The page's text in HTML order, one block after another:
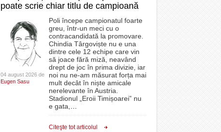
poate scrie chiar titlu de campioană
04 august 2026 de
Eugen Sasu
Poli începe campionatul foarte
greu, într-un meci cu o
contracandidată la promovare.
Chindia Târgoviște nu e una
dintre cele 12 echipe care vin
să joace fără miză, neavând
drept de joc în prima divizie, iar
noi nu ne-am măsurat forța mai
mult decât în niște amicale
nerelevante în Austria.
Stadionul „Eroii Timișoarei” nu
e gata,
Citeşte tot articolul